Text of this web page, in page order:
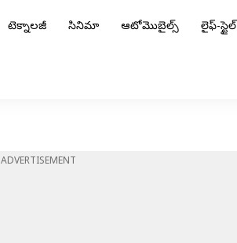
టెక్నాలజీ సినిమా ఆటోమొబైల్స్ లైఫ్-స్టైల్
ADVERTISEMENT